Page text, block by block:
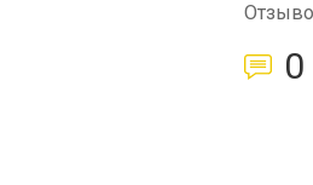
0